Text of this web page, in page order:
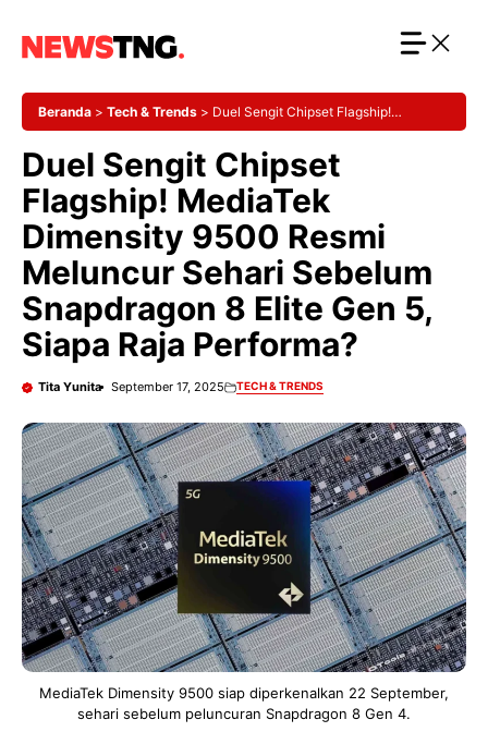
Beranda > Tech & Trends > Duel Sengit Chipset Flagship!
Snapdragon 8 Elite Gen 5, Siapa Raja Performa?
Duel Sengit Chipset
Flagship! MediaTek
Dimensity 9500 Resmi
Meluncur Sehari Sebelum
Snapdragon 8 Elite Gen 5,
Siapa Raja Performa?
Tita Yunita September 17, 2025 TECH & TRENDS
MediaTek Dimensity 9500 siap diperkenalkan 22 September,
sehari sebelum peluncuran Snapdragon 8 Gen 4.